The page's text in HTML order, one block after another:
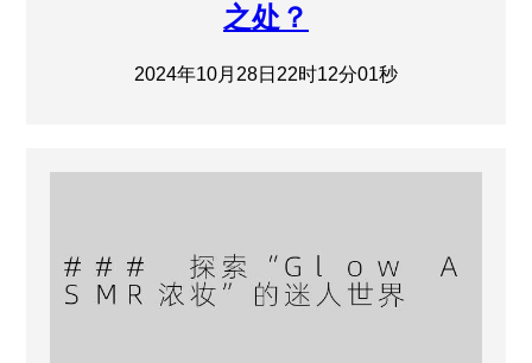
之处？
2024年10月28日22时12分01秒